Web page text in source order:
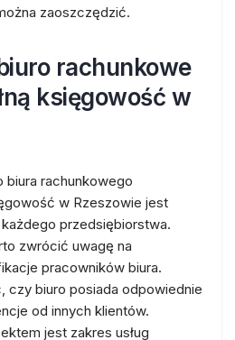
zaoszczędzić.
rachunkowe
księgowość w
rachunkowego
w Rzeszowie jest
przedsiębiorstwa.
zwrócić uwagę na
pracowników biura.
czy biuro posiada odpowiednie
od innych klientów.
jest zakres usług